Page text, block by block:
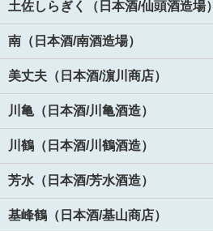
土佐しらぎく（日本酒/仙頭酒造場）
南（日本酒/南酒造場）
美丈夫（日本酒/濵川商店）
川亀（日本酒/川亀酒造）
川鶴（日本酒/川鶴酒造）
芳水（日本酒/芳水酒造）
基峰鶴（日本酒/基山商店）